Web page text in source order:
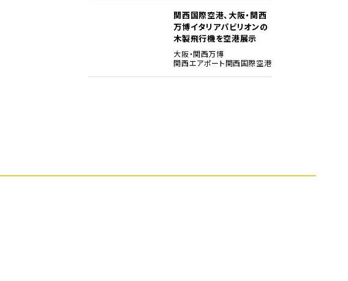
関西国際空港、大阪・関西
万博イタリアパビリオンの
木製飛行機を空港展示
大阪・関西万博
関西エアポート関西国際空港